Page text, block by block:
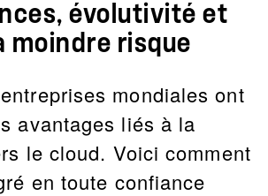
évolutivité et
moindre risque
mondiales ont
avantages liés à la
le cloud. Voici comment
en toute confiance